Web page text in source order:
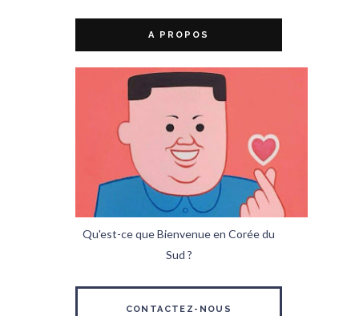
A PROPOS
Qu'est-ce que Bienvenue en Corée du
Sud ?
CONTACTEZ-NOUS